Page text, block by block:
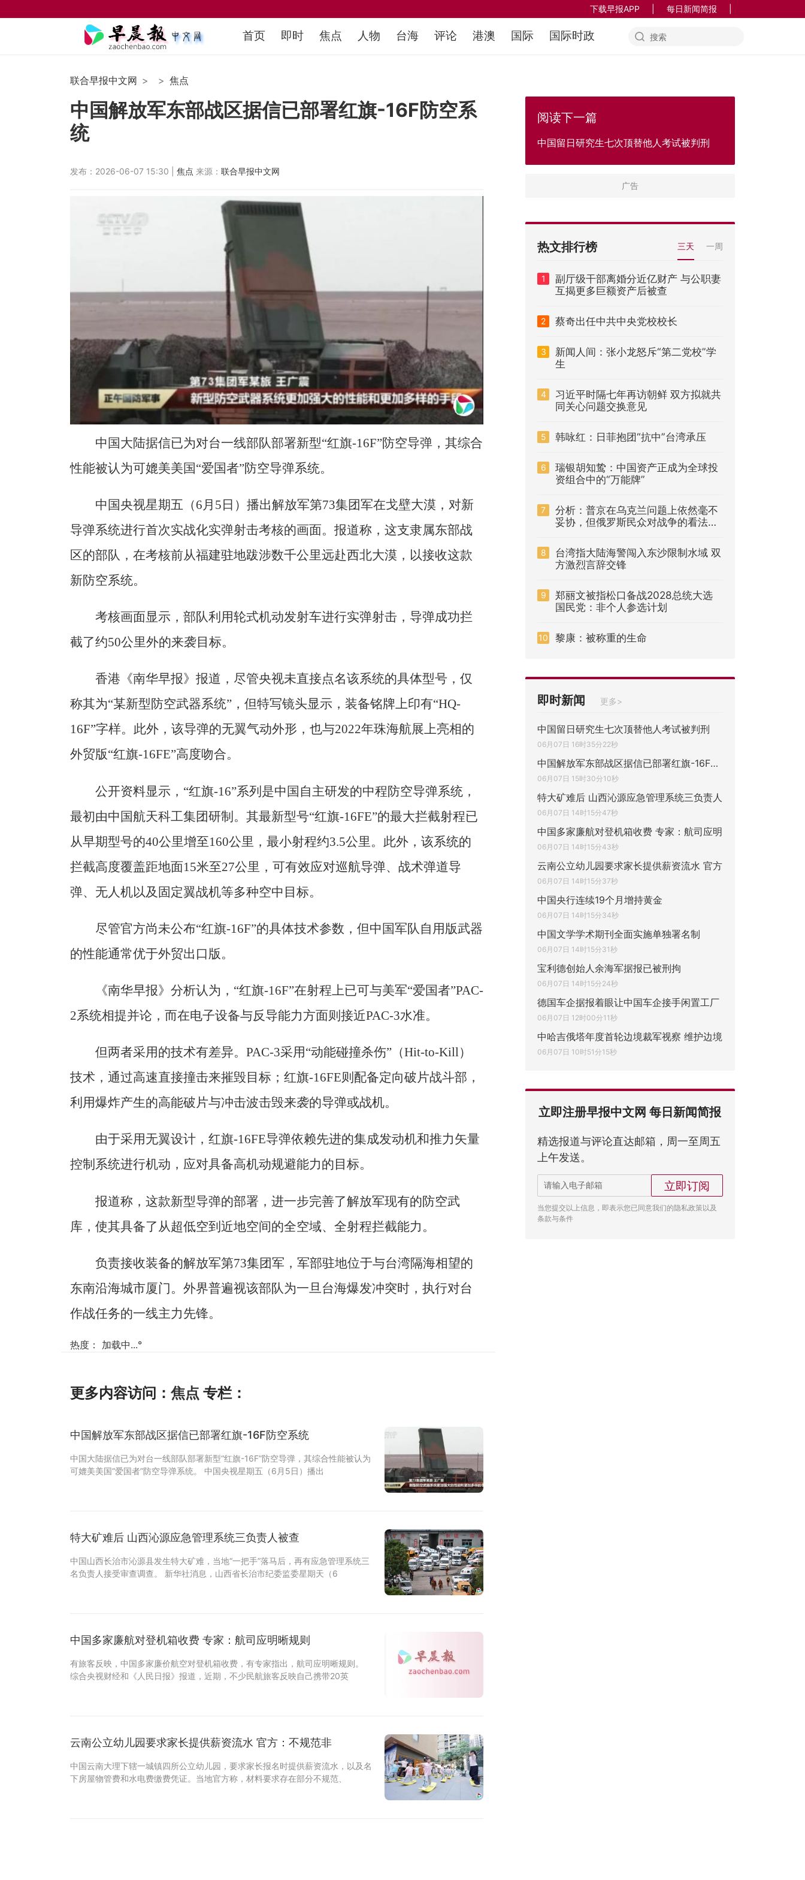
下载早报APP 每日新闻简报
首页 即时 焦点 人物 台海 评论 港澳 国际 国际时政
联合早报中文网 焦点
中国解放军东部战区据信已部署红旗-16F防空系
统
发布：2026-06-07 15:30 | 焦点 来源： 联合早报中文网
中国大陆据信已为对台一线部队部署新型“红旗-16F”防空导弹，其综合
性能被认为可媲美美国“爱国者”防空导弹系统。
中国央视星期五（6月5日）播出解放军第73集团军在戈壁大漠，对新
导弹系统进行首次实战化实弹射击考核的画面。报道称，这支隶属东部战
区的部队，在考核前从福建驻地跋涉数千公里远赴西北大漠，以接收这款
新防空系统。
考核画面显示，部队利用轮式机动发射车进行实弹射击，导弹成功拦
截了约50公里外的来袭目标。
香港《南华早报》报道，尽管央视未直接点名该系统的具体型号，仅
称其为“某新型防空武器系统”，但特写镜头显示，装备铭牌上印有“HQ-
16F”字样。此外，该导弹的无翼气动外形，也与2022年珠海航展上亮相的
外贸版“红旗-16FE”高度吻合。
公开资料显示，“红旗-16”系列是中国自主研发的中程防空导弹系统，
最初由中国航天科工集团研制。其最新型号“红旗-16FE”的最大拦截射程已
从早期型号的40公里增至160公里，最小射程约3.5公里。此外，该系统的
拦截高度覆盖距地面15米至27公里，可有效应对巡航导弹、战术弹道导
弹、无人机以及固定翼战机等多种空中目标。
尽管官方尚未公布“红旗-16F”的具体技术参数，但中国军队自用版武器
的性能通常优于外贸出口版。
《南华早报》分析认为，“红旗-16F”在射程上已可与美军“爱国者”PAC-
2系统相提并论，而在电子设备与反导能力方面则接近PAC-3水准。
但两者采用的技术有差异。PAC-3采用“动能碰撞杀伤”（Hit-to-Kill）
技术，通过高速直接撞击来摧毁目标；红旗-16FE则配备定向破片战斗部，
利用爆炸产生的高能破片与冲击波击毁来袭的导弹或战机。
由于采用无翼设计，红旗-16FE导弹依赖先进的集成发动机和推力矢量
控制系统进行机动，应对具备高机动规避能力的目标。
报道称，这款新型导弹的部署，进一步完善了解放军现有的防空武
库，使其具备了从超低空到近地空间的全空域、全射程拦截能力。
负责接收装备的解放军第73集团军，军部驻地位于与台湾隔海相望的
东南沿海城市厦门。外界普遍视该部队为一旦台海爆发冲突时，执行对台
作战任务的一线主力先锋。
热度： 加载中...°
更多内容访问： 焦点 专栏：
中国解放军东部战区据信已部署红旗-16F防空系统
中国大陆据信已为对台一线部队部署新型“红旗-16F”防空导弹，其综合性能被认为
可媲美美国“爱国者”防空导弹系统。 中国央视星期五（6月5日）播出
特大矿难后 山西沁源应急管理系统三负责人被查
中国山西长治市沁源县发生特大矿难，当地“一把手”落马后，再有应急管理系统三
名负责人接受审查调查。 新华社消息，山西省长治市纪委监委星期天（6
中国多家廉航对登机箱收费 专家：航司应明晰规则
有旅客反映，中国多家廉价航空对登机箱收费，有专家指出，航司应明晰规则。
综合央视财经和《人民日报》报道，近期，不少民航旅客反映自己携带20英
云南公立幼儿园要求家长提供薪资流水 官方：不规范非
中国云南大理下辖一城镇四所公立幼儿园，要求家长报名时提供薪资流水，以及名
下房屋物管费和水电费缴费凭证。当地官方称，材料要求存在部分不规范、
阅读下一篇
中国留日研究生七次顶替他人考试被判刑
热文排行榜 三天 一周
1
副厅级干部离婚分近亿财产 与公职妻
互揭更多巨额资产后被查
2 蔡奇出任中共中央党校校长
3
新闻人间：张小龙怒斥“第二党校”学
生
4
习近平时隔七年再访朝鲜 双方拟就共
同关心问题交换意见
5 韩咏红：日菲抱团“抗中”台湾承压
6
瑞银胡知鸷：中国资产正成为全球投
资组合中的“万能牌”
7
分析：普京在乌克兰问题上依然毫不
妥协，但俄罗斯民众对战争的看法是
8
台湾指大陆海警闯入东沙限制水域 双
方激烈言辞交锋
9
郑丽文被指松口备战2028总统大选
国民党：非个人参选计划
10 黎康：被称重的生命
即时新闻 更多>
中国留日研究生七次顶替他人考试被判刑
06月07日 16时35分22秒
中国解放军东部战区据信已部署红旗-16F防空
06月07日 15时30分10秒
特大矿难后 山西沁源应急管理系统三负责人
06月07日 14时15分47秒
中国多家廉航对登机箱收费 专家：航司应明
06月07日 14时15分43秒
云南公立幼儿园要求家长提供薪资流水 官方
06月07日 14时15分37秒
中国央行连续19个月增持黄金
06月07日 14时15分34秒
中国文学学术期刊全面实施单独署名制
06月07日 14时15分31秒
宝利德创始人余海军据报已被刑拘
06月07日 14时15分24秒
德国车企据报着眼让中国车企接手闲置工厂
06月07日 12时00分11秒
中哈吉俄塔年度首轮边境裁军视察 维护边境
06月07日 10时51分15秒
立即注册早报中文网 每日新闻简报
精选报道与评论直达邮箱，周一至周五
上午发送。
立即订阅
当您提交以上信息，即表示您已同意我们的隐私政策以及
条款与条件